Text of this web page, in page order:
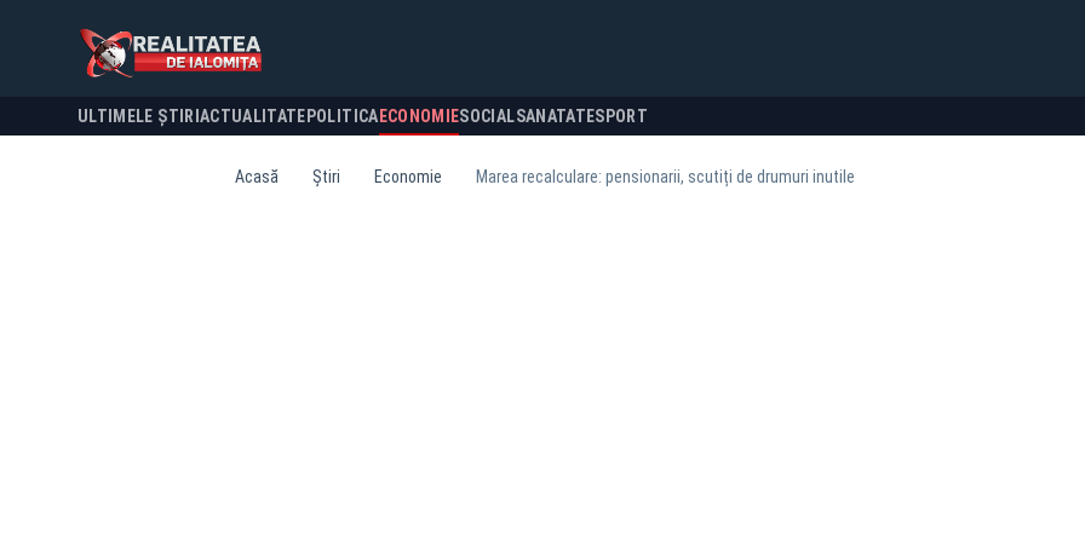
ULTIMELE ȘTIRI ACTUALITATE POLITICA ECONOMIESOCIALSANATATESPORT
Acasă Știri Economie Marea recalculare: pensionarii, scutiți de drumuri inutile